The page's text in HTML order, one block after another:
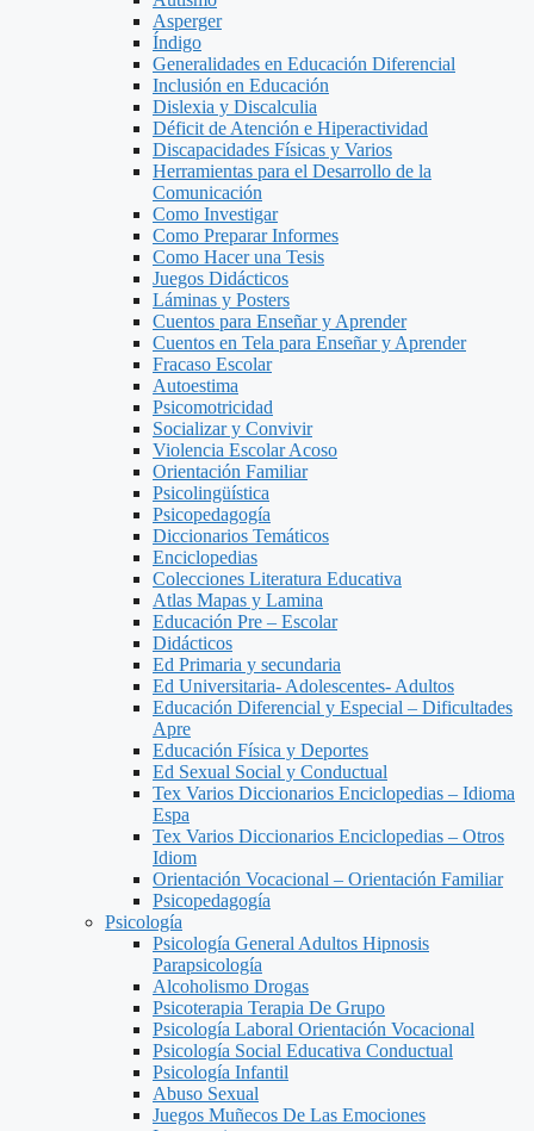
Asperger
Índigo
Generalidades en Educación Diferencial
Inclusión en Educación
Dislexia y Discalculia
Déficit de Atención e Hiperactividad
Discapacidades Físicas y Varios
Herramientas para el Desarrollo de la
Comunicación
Como Investigar
Como Preparar Informes
Como Hacer una Tesis
Juegos Didácticos
Láminas y Posters
Cuentos para Enseñar y Aprender
Cuentos en Tela para Enseñar y Aprender
Fracaso Escolar
Autoestima
Psicomotricidad
Socializar y Convivir
Violencia Escolar Acoso
Orientación Familiar
Psicolingüística
Psicopedagogía
Diccionarios Temáticos
Enciclopedias
Colecciones Literatura Educativa
Atlas Mapas y Lamina
Educación Pre – Escolar
Didácticos
Ed Primaria y secundaria
Ed Universitaria- Adolescentes- Adultos
Educación Diferencial y Especial – Dificultades
Apre
Educación Física y Deportes
Ed Sexual Social y Conductual
Tex Varios Diccionarios Enciclopedias – Idioma
Espa
Tex Varios Diccionarios Enciclopedias – Otros
Idiom
Orientación Vocacional – Orientación Familiar
Psicopedagogía
Psicología
Psicología General Adultos Hipnosis
Parapsicología
Alcoholismo Drogas
Psicoterapia Terapia De Grupo
Psicología Laboral Orientación Vocacional
Psicología Social Educativa Conductual
Psicología Infantil
Abuso Sexual
Juegos Muñecos De Las Emociones